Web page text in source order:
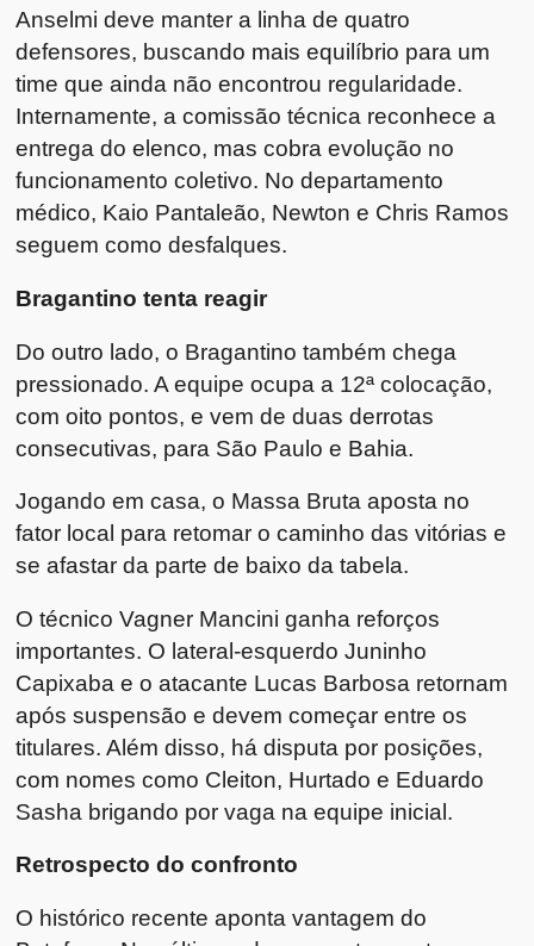
Anselmi deve manter a linha de quatro
defensores, buscando mais equilíbrio para um
time que ainda não encontrou regularidade.
Internamente, a comissão técnica reconhece a
entrega do elenco, mas cobra evolução no
funcionamento coletivo. No departamento
médico, Kaio Pantaleão, Newton e Chris Ramos
seguem como desfalques.
Bragantino tenta reagir
Do outro lado, o Bragantino também chega
pressionado. A equipe ocupa a 12ª colocação,
com oito pontos, e vem de duas derrotas
consecutivas, para São Paulo e Bahia.
Jogando em casa, o Massa Bruta aposta no
fator local para retomar o caminho das vitórias e
se afastar da parte de baixo da tabela.
O técnico Vagner Mancini ganha reforços
importantes. O lateral-esquerdo Juninho
Capixaba e o atacante Lucas Barbosa retornam
após suspensão e devem começar entre os
titulares. Além disso, há disputa por posições,
com nomes como Cleiton, Hurtado e Eduardo
Sasha brigando por vaga na equipe inicial.
Retrospecto do confronto
O histórico recente aponta vantagem do